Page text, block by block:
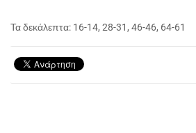
Τα δεκάλεπτα: 16-14, 28-31, 46-46, 64-61